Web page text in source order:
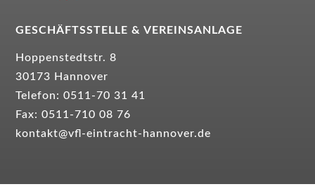
NDM
NDM
GESCHÄFTSSTELLE &VEREINSANLAGE
Hoppenstedtstr. 8
30173 Hannover
Telefon: 0511-70 31 41
Fax: 0511-710 08 76
kontakt@vfl-eintracht-hannover.de